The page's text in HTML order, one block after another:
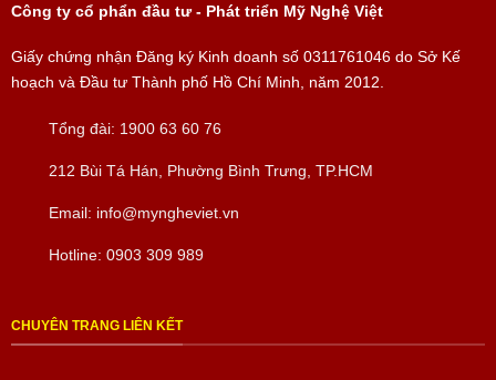
Công ty cổ phẩn đầu tư - Phát triển Mỹ Nghệ Việt
Giấy chứng nhận Đăng ký Kinh doanh số 0311761046 do Sở Kế
hoạch và Đầu tư Thành phố Hồ Chí Minh, năm 2012.
Tổng đài: 1900 63 60 76
212 Bùi Tá Hán, Phường Bình Trưng, TP.HCM
Email: info@myngheviet.vn
Hotline:0903 309 989
CHUYÊN TRANG LIÊN KẾT